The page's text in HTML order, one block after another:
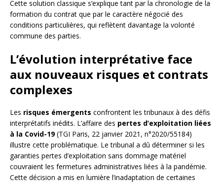
Cette solution classique s’explique tant par la chronologie de la
formation du contrat que par le caractère négocié des
conditions particulières, qui reflètent davantage la volonté
commune des parties.
L’évolution interprétative face
aux nouveaux risques et contrats
complexes
Les risques émergents confrontent les tribunaux à des défis
interprétatifs inédits. L’affaire des pertes d’exploitation liées
à la Covid-19(TGI Paris, 22 janvier 2021, n°2020/55184)
illustre cette problématique. Le tribunal a dû déterminer si les
garanties pertes d’exploitation sans dommage matériel
couvraient les fermetures administratives liées à la pandémie.
Cette décision a mis en lumière l’inadaptation de certaines